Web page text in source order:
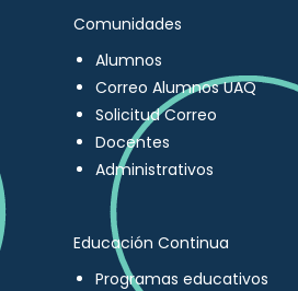
Comunidades
Alumnos
Correo Alumnos UAQ
Solicitud Correo
Docentes
Administrativos
Educación Continua
Programas educativos